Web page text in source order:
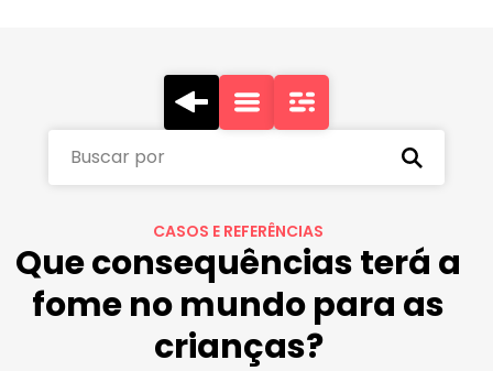
Buscar por
CASOS E REFERÊNCIAS
Que consequências terá a
fome no mundo para as
crianças?